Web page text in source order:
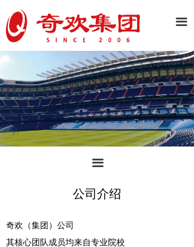
끀
끀
奇欢（集团）公司
其核心团队成员均来自专业院校
公司介绍